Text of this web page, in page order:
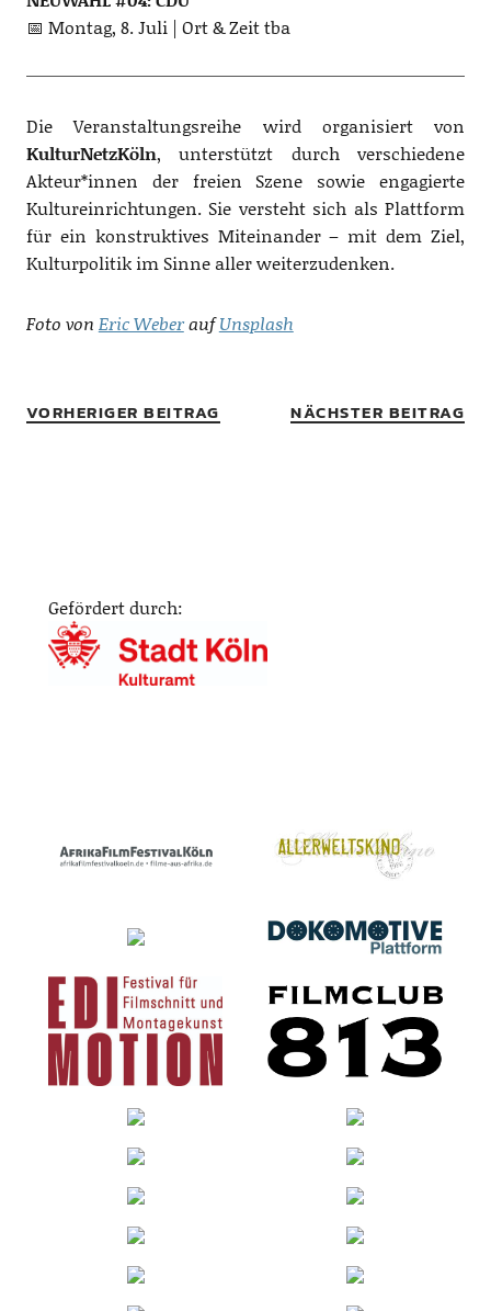
📅 Montag, 8. Juli | Ort & Zeit tba
Die Veranstaltungsreihe wird organisiert von
KulturNetzKöln, unterstützt durch verschiedene
Akteur*innen der freien Szene sowie engagierte
Kultureinrichtungen. Sie versteht sich als Plattform
für ein konstruktives Miteinander – mit dem Ziel,
Kulturpolitik im Sinne aller weiterzudenken.
Foto von Eric WeberaufUnsplash
VORHERIGER BEITRAG NÄCHSTER BEITRAG
Gefördert durch: